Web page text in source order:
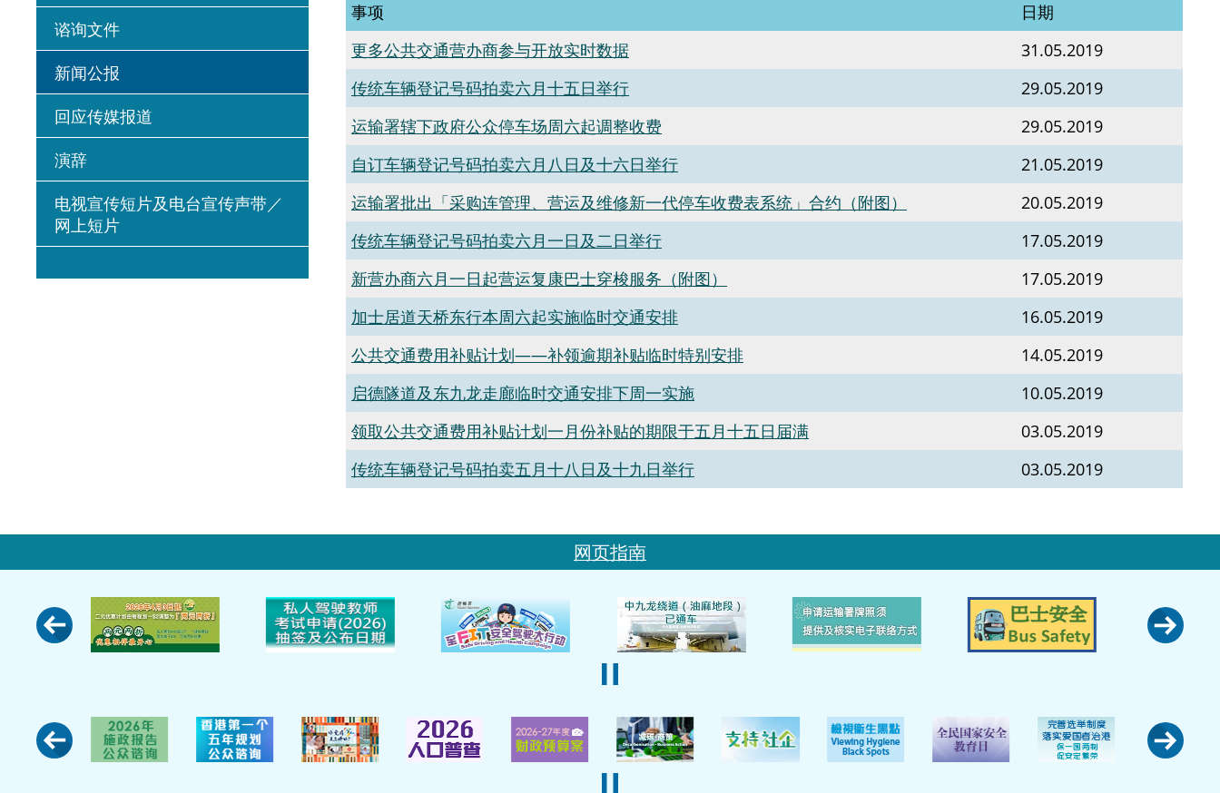
谘询文件
新闻公报
回应传媒报道
演辞
电视宣传短片及电台宣传声带／
网上短片
事项
日期
更多公共交通营办商参与开放实时数据
31.05.2019
传统车辆登记号码拍卖六月十五日举行
29.05.2019
运输署辖下政府公众停车场周六起调整收费
29.05.2019
自订车辆登记号码拍卖六月八日及十六日举行
21.05.2019
运输署批出「采购连管理、营运及维修新一代停车收费表系统」合约（附图）
20.05.2019
传统车辆登记号码拍卖六月一日及二日举行
17.05.2019
新营办商六月一日起营运复康巴士穿梭服务（附图）
17.05.2019
加士居道天桥东行本周六起实施临时交通安排
16.05.2019
公共交通费用补贴计划——补领逾期补贴临时特别安排
14.05.2019
启德隧道及东九龙走廊临时交通安排下周一实施
10.05.2019
领取公共交通费用补贴计划一月份补贴的期限于五月十五日届满
03.05.2019
传统车辆登记号码拍卖五月十八日及十九日举行
03.05.2019
网页指南